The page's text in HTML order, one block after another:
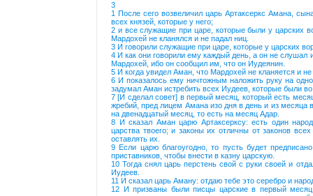
3
1 После сего возвеличил царь Артаксеркс Амана,
всех князей, которые у него;
2 и все служащие при царе, которые были у царских
Мардохей не кланялся и не падал ниц.
3 И говорили служащие при царе, которые у царских
4 И как они говорили ему каждый день, а он не слушал
Мардохей, ибо он сообщил им, что он Иудеянин.
5 И когда увидел Аман, что Мардохей не кланяется и
6 И показалось ему ничтожным наложить руку на
задумал Аман истребить всех Иудеев, которые были
7 [И сделал совет] в первый месяц, который есть
жребий, пред лицем Амана изо дня в день и из месяца
на двенадцатый месяц, то есть на месяц Адар.
8 И сказал Аман царю Артаксерксу: есть один
царства твоего; и законы их отличны от законов
оставлять их.
9 Если царю благоугодно, то пусть будет
приставников, чтобы внести в казну царскую.
10 Тогда снял царь перстень свой с руки своей и
Иудеев.
11 И сказал царь Аману: отдаю тебе это серебро и
12 И призваны были писцы царские в первый